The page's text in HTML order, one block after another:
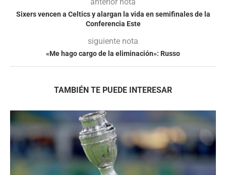
Sixers vencen a Celtics y alargan la vida en semifinales de la
Conferencia Este
siguiente nota
«Me hago cargo de la eliminación»: Russo
TAMBIÉN TE PUEDE INTERESAR